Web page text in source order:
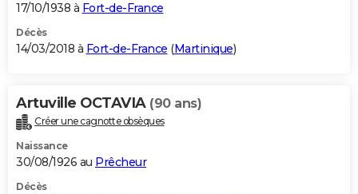
17/10/1938 à Fort-de-France
Décès
14/03/2018 à Fort-de-France (Martinique)
Artuville OCTAVIA (90 ans)
Créer une cagnotte obsèques
Naissance
30/08/1926 au Prêcheur
Décès